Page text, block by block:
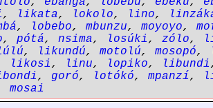
, likata, lokolo, lino,
, lobebo, mbunzu, moyoyo,
, pótá, nsima, losúki, zólo,
, likundú, motolú, mosopó,
likosi, linu, lopiko, libundi
, goró, lotókó, mpanzí,
mosai